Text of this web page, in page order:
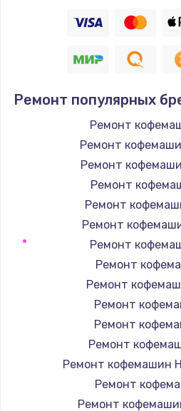
890 руб.
1500
Замена
995 руб.
Замена
960 руб.
Замена
1145 руб.
Замена
Ремонт популярных
Ремонт
Ремонт
Ремонт
Ремонт
Ремонт
Ремонт
Ремонт
Ремонт
Ремонт
Ремонт
Ремонт
Ремонт
Ремонт кофемашин
Ремонт
Ремонт